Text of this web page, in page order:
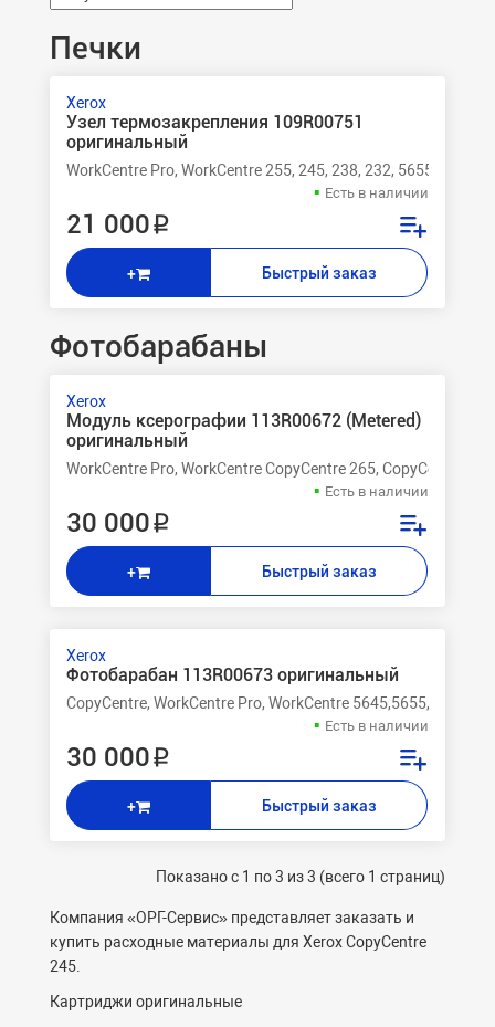
Печки
Xerox
Узел термозакрепления 109R00751
оригинальный
WorkCentre Pro, WorkCentre 255, 245, 238, 232, 5655, 5645,
Есть в наличии
21 000 ₽
+ Быстрый заказ
Фотобарабаны
Xerox
Модуль ксерографии 113R00672 (Metered)
оригинальный
WorkCentre Pro, WorkCentre CopyCentre 265, CopyCentre
Есть в наличии
30 000 ₽
+ Быстрый заказ
Xerox
Фотобарабан 113R00673 оригинальный
CopyCentre, WorkCentre Pro, WorkCentre
Есть в наличии
30 000 ₽
+ Быстрый заказ
Показано с 1 по 3 из 3 (всего 1 страниц)
Компания «ОРГ-Cервис» представляет заказать и
купить расходные материалы для Xerox CopyCentre
245.
Картриджи оригинальные